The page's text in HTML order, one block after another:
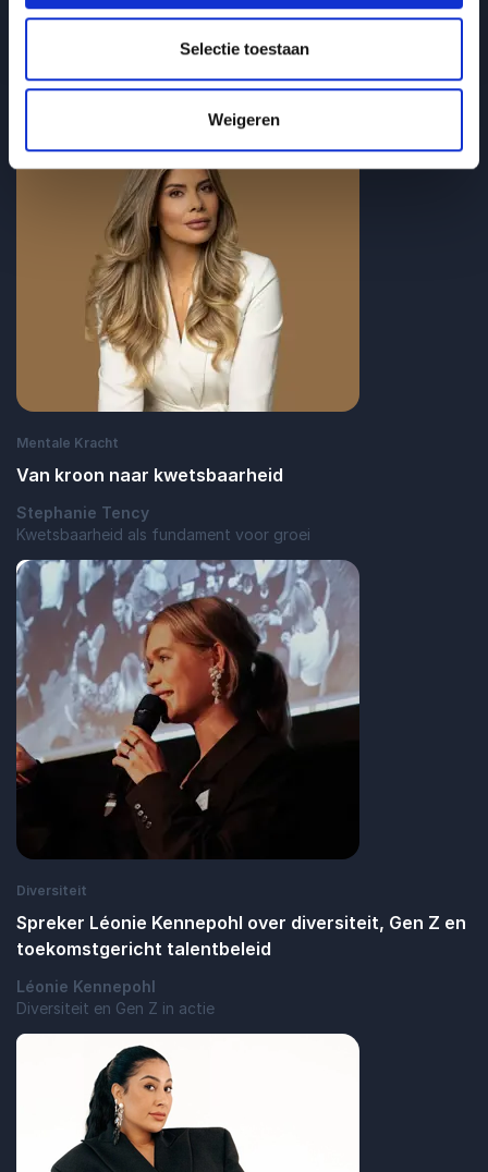
Selectie toestaan
Weigeren
Blogberichten over inclusie
Mentale Kracht
Van kroon naar kwetsbaarheid
Stephanie Tency
Kwetsbaarheid als fundament voor groei
Lees blogbericht : Van kroon naar kwetsbaarheid
Diversiteit
Spreker Léonie Kennepohl over diversiteit, Gen Z en
toekomstgericht talentbeleid
Léonie Kennepohl
Diversiteit en Gen Z in actie
Lees blogbericht: Spreker Léonie Kennepohl over